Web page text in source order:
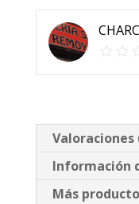
Valoraciones
Información
Más